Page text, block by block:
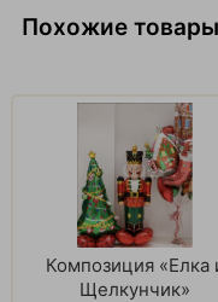
Похожие товары
Композиция «Елка
Щелкунчик»